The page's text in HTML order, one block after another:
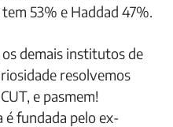
53% e Haddad 47%.
demais institutos de
resolvemos
e pasmem!
é fundada pelo ex-